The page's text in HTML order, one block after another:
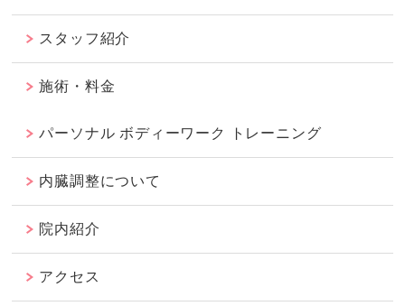
スタッフ紹介
施術・料金
パーソナル ボディーワーク トレーニング
内臓調整について
院内紹介
アクセス